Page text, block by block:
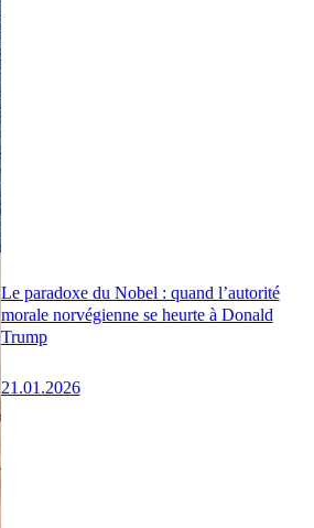
Le paradoxe du Nobel : quand l’autorité
morale norvégienne se heurte à Donald
Trump
21.01.2026